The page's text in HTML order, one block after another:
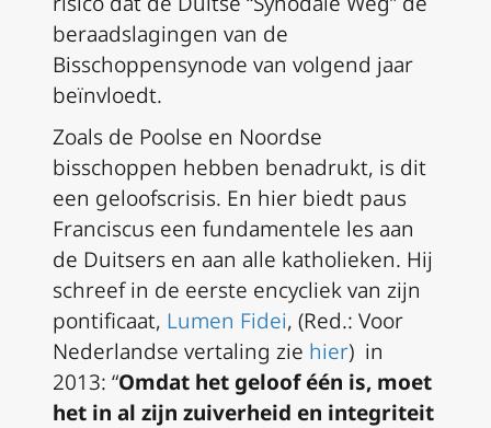
beraadslagingen van de
Bisschoppensynode van volgend jaar
beïnvloedt.
Zoals de Poolse en Noordse
bisschoppen hebben benadrukt, is dit
een geloofscrisis. En hier biedt paus
Franciscus een fundamentele les aan
de Duitsers en aan alle katholieken. Hij
schreef in de eerste encycliek van zijn
pontificaat, Lumen Fidei, (Red.: Voor
Nederlandse vertaling zie hier) in
2013: “Omdat het geloof één is, moet
het in al zijn zuiverheid en integriteit